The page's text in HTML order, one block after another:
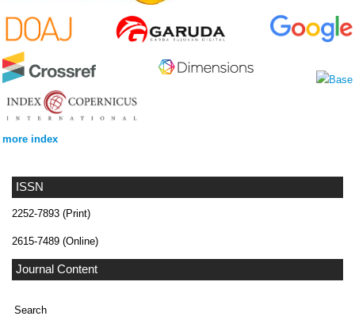
ISSN
2252-7893 (Print)
2615-7489 (Online)
Journal Content
Search
more index